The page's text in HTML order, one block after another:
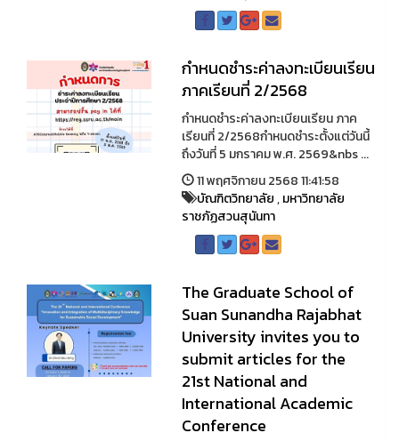
กำหนดชำระค่าลงทะเบียนเรียน
ภาคเรียนที่ 2/2568
กำหนดชำระค่าลงทะเบียนเรียน ภาค
เรียนที่ 2/2568กำหนดชำระตั้งแต่วันนี้
ถึงวันที่ 5 มกราคม พ.ศ. 2569&nbs ...
11 พฤศจิกายน 2568 11:41:58
บัณฑิตวิทยาลัย,มหาวิทยาลัย
ราชภัฏสวนสุนันทา
The Graduate School of
Suan Sunandha Rajabhat
University invites you to
submit articles for the
21st National and
International Academic
Conference